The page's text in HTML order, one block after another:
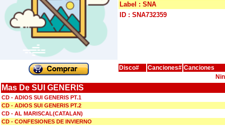
Label : SNA
ID : SNA732359
Disco# Canciones# Canciones
Mas De SUI GENERIS
CD - ADIOS SUI GENERIS PT.1
CD - ADIOS SUI GENERIS PT.2
CD - AL MARISCAL(CATALAN)
CD - CONFESIONES DE INVIERNO